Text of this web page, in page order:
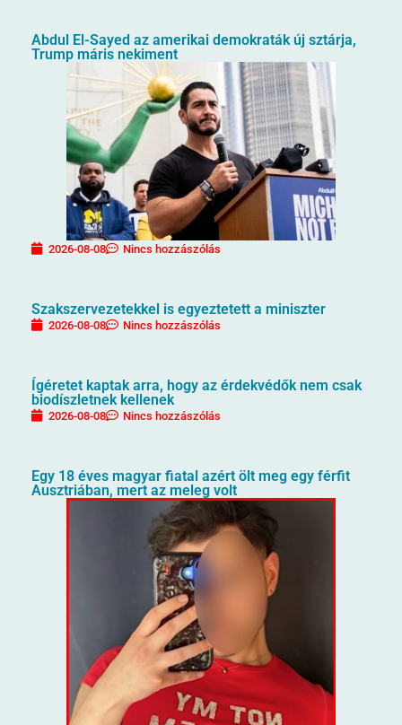
Abdul El-Sayed az amerikai demokraták új sztárja,
Trump máris nekiment
2026-08-08 Nincs hozzászólás
Szakszervezetekkel is egyeztetett a miniszter
2026-08-08 Nincs hozzászólás
Ígéretet kaptak arra, hogy az érdekvédők nem csak
biodíszletnek kellenek
2026-08-08 Nincs hozzászólás
Egy 18 éves magyar fiatal azért ölt meg egy férfit
Ausztriában, mert az meleg volt